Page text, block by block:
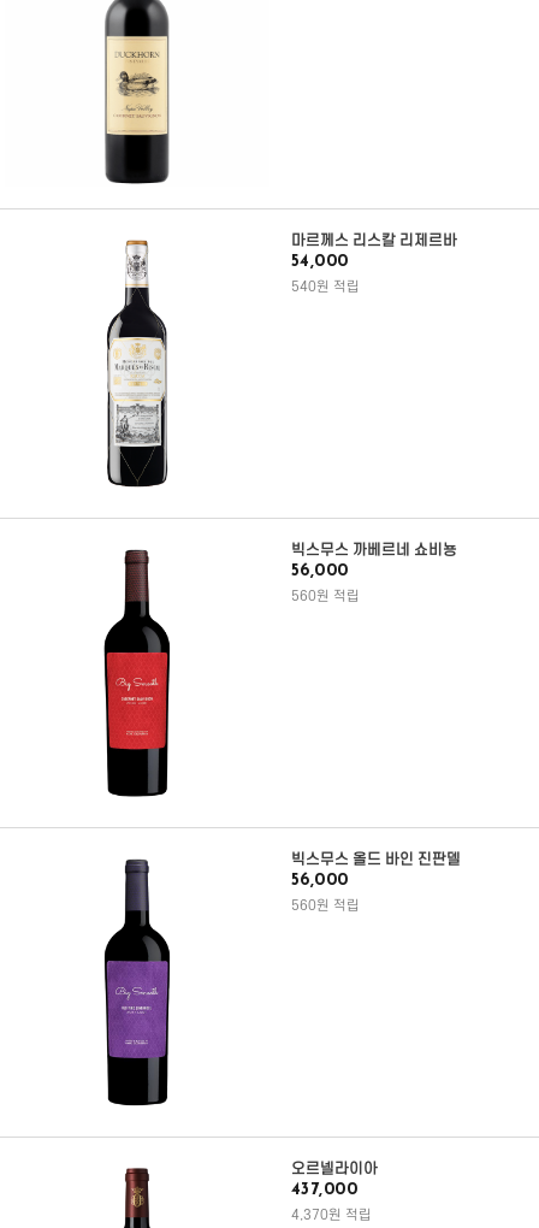
마르께스 리스칼 리제르바
54,000
540원 적립
빅스무스 까베르네 쇼비뇽
56,000
560원 적립
빅스무스 올드 바인 진판델
56,000
560원 적립
오르넬라이아
437,000
4,370원 적립